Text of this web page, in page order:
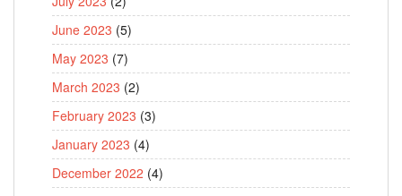
June 2023 (5)
May 2023 (7)
March 2023 (2)
February 2023 (3)
January 2023 (4)
December 2022 (4)